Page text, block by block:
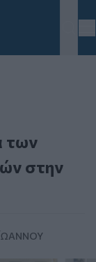
των
στην